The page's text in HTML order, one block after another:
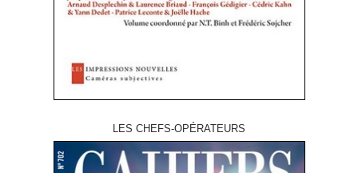
LES CHEFS-OPÉRATEURS